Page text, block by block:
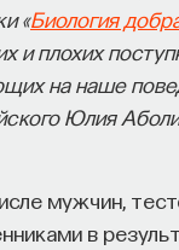
«Биология
и плохих
на наше
Юлия
мужчин,
в